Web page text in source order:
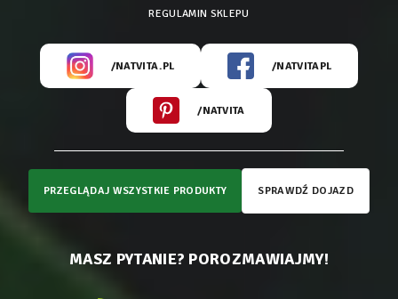
REGULAMIN SKLEPU
/NATVITA.PL /NATVITAPL
/NATVITA
PRZEGLĄDAJ WSZYSTKIE PRODUKTY SPRAWDŹ DOJAZD
MASZ PYTANIE? POROZMAWIAJMY!